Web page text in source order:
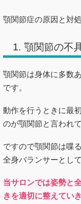
顎関節症の原因と対
1. 顎関節の不
顎関節は身体に多数
です。
動作を行うときに最
のが顎関節と言われて
ですので顎関節は喋
全身バランサーとし
当サロンでは姿勢と
きを適切に整えていき